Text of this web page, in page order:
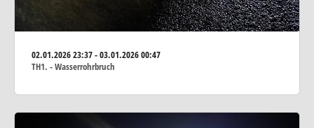
02.01.202623:37 - 03.01.2026 00:47
TH1. - Wasserrohrbruch